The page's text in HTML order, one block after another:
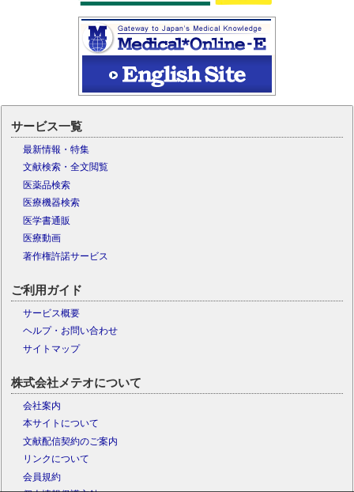
サービス一覧
最新情報・特集
文献検索・全文閲覧
医薬品検索
医療機器検索
医学書通販
医療動画
著作権許諾サービス
ご利用ガイド
サービス概要
ヘルプ・お問い合わせ
サイトマップ
株式会社メテオについて
会社案内
本サイトについて
文献配信契約のご案内
リンクについて
会員規約